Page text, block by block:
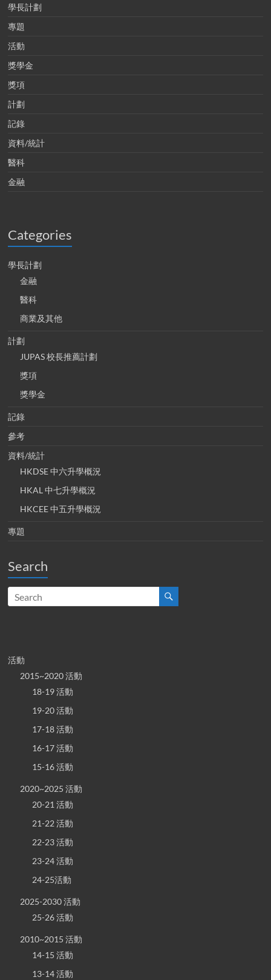
學長計劃
專題
活動
獎學金
獎項
計劃
記錄
資料/統計
醫科
金融
Categories
學長計劃
金融
醫科
商業及其他
計劃
JUPAS 校長推薦計劃
獎項
獎學金
記錄
參考
資料/統計
HKDSE 中六升學概況
HKAL 中七升學概況
HKCEE 中五升學概況
專題
Search
活動
2015~2020 活動
18-19 活動
19-20 活動
17-18 活動
16-17 活動
15-16 活動
2020~2025 活動
20-21 活動
21-22 活動
22-23 活動
23-24 活動
24-25活動
2025-2030 活動
25-26 活動
2010~2015 活動
14-15 活動
13-14 活動